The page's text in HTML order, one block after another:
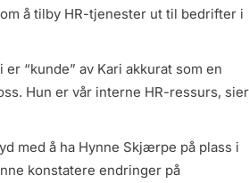
å tilby HR-tjenester ut til bedrifter i
“kunde” av Kari akkurat som en
Hun er vår interne HR-ressurs, sier
med å ha Hynne Skjærpe på plass i
konstatere endringer på